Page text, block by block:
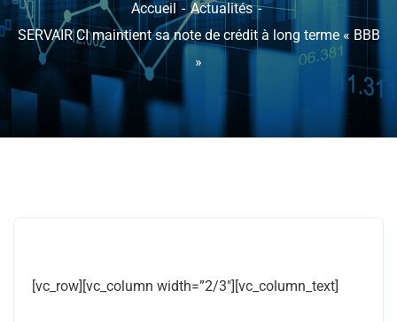
Accueil
Actualités
SERVAIR CI maintient sa note de crédit à long terme « BBB
»
[vc_row][vc_column width=”2/3″][vc_column_text]